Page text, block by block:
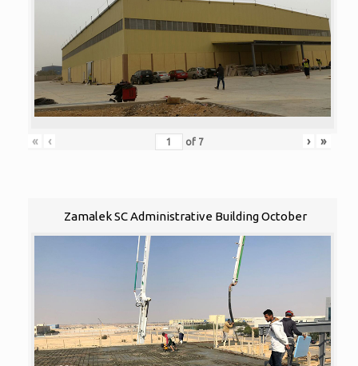
« ‹ of 7 › »
Zamalek SC Administrative Building October